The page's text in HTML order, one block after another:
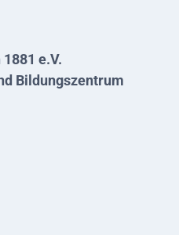
e.V.
Bildungszentrum